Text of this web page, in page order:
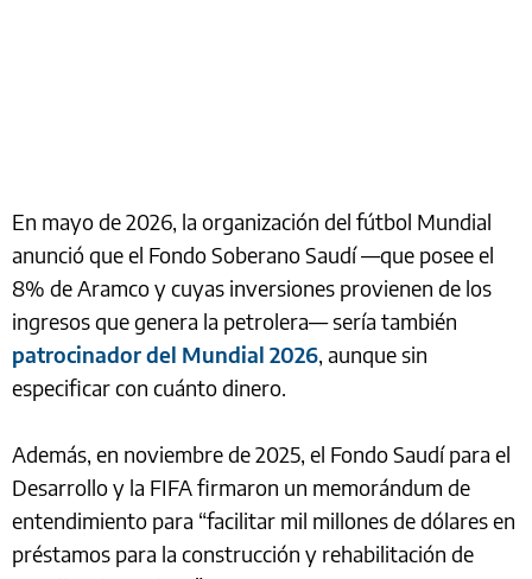
En mayo de 2026, la organización del fútbol Mundial
anunció que el Fondo Soberano Saudí —que posee el
8% de Aramco y cuyas inversiones provienen de los
ingresos que genera la petrolera— sería también
patrocinador del Mundial 2026, aunque sin
especificar con cuánto dinero.
Además, en noviembre de 2025, el Fondo Saudí para el
Desarrollo y la FIFA firmaron un memorándum de
entendimiento para “facilitar mil millones de dólares en
préstamos para la construcción y rehabilitación de